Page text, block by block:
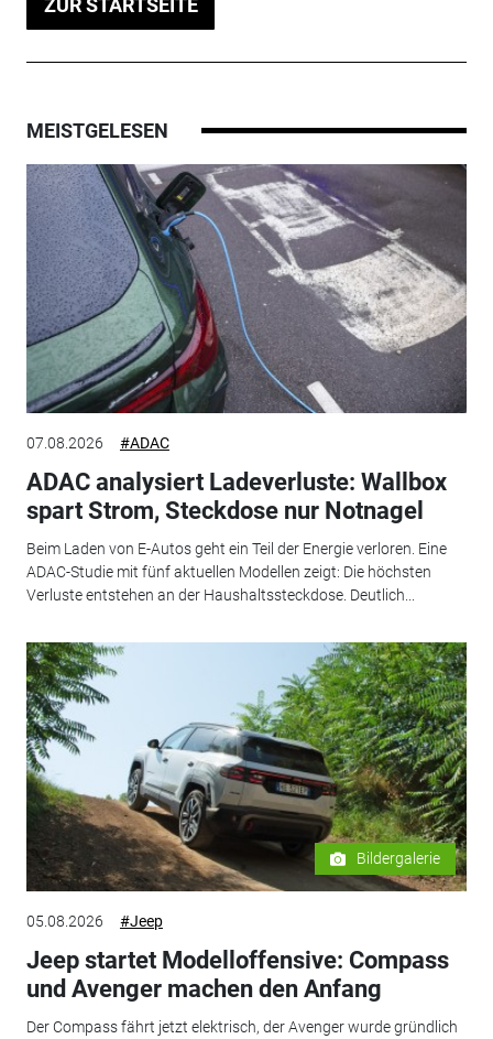
ZUR STARTSEITE
MEISTGELESEN
07.08.2026 #ADAC
ADAC analysiert Ladeverluste: Wallbox
spart Strom, Steckdose nur Notnagel
Beim Laden von E-Autos geht ein Teil der Energie verloren. Eine
ADAC-Studie mit fünf aktuellen Modellen zeigt: Die höchsten
Verluste entstehen an der Haushaltssteckdose. Deutlich...
Bildergalerie
05.08.2026 #Jeep
Jeep startet Modelloffensive: Compass
und Avenger machen den Anfang
Der Compass fährt jetzt elektrisch, der Avenger wurde gründlich